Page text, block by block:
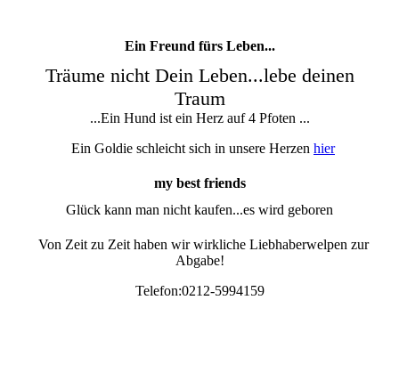
Ein Freund fürs Leben...
Träume nicht Dein Leben...lebe deinen
Traum
...Ein Hund ist ein Herz auf 4 Pfoten ...
Ein Goldie schleicht sich in unsere Herzen hier
my best friends
Glück kann man nicht kaufen...es wird geboren
Von Zeit zu Zeit haben wir wirkliche Liebhaberwelpen zur
Abgabe!
Telefon:0212-5994159